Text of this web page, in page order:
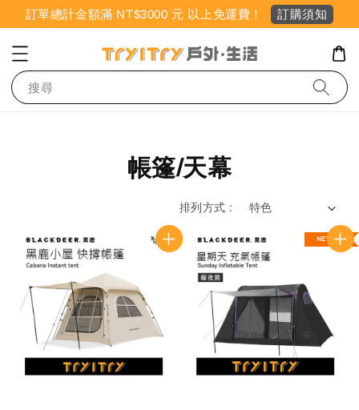
訂單總計金額滿 NT$3000 元 以上免運費！ 訂購須知
搜尋
帳篷/天幕
排列方式 :
NEW!